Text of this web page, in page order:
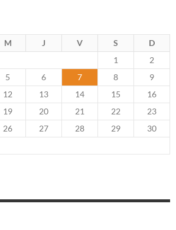
M J V S
D
1
2
5 6 7 8
9
12 13 14 15
16
19 20 21 22
23
26 27 28 29
30